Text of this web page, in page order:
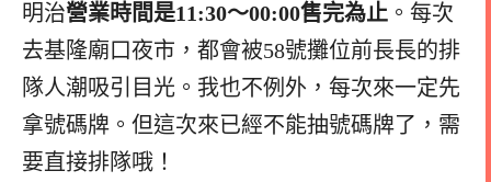
明治營業時間是11:30～00:00售完為止 。每次
去基隆廟口夜市，都會被58號攤位前長長的排
隊人潮吸引目光。我也不例外，每次來一定先
拿號碼牌。但這次來已經不能抽號碼牌了，需
要直接排隊哦！